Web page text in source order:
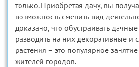
только. Приобретая дачу, вы
возможность сменить вид
доказано, что обустраивать дачные
разводить на них декоративные и
растения – это популярное
жителей городов.